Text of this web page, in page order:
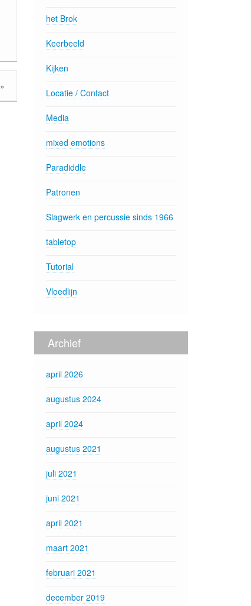
»
het Brok
Keerbeeld
Kijken
Locatie / Contact
Media
mixed emotions
Paradiddle
Patronen
Slagwerk en percussie sinds 1966
tabletop
Tutorial
Vloedlijn
Archief
april 2026
augustus 2024
april 2024
augustus 2021
juli 2021
juni 2021
april 2021
maart 2021
februari 2021
december 2019